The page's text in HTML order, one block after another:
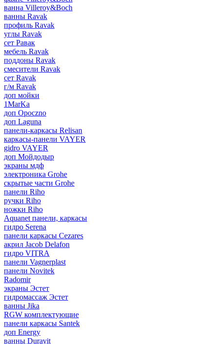
ванна Villeroy&Boch
ванны Ravak
профиль Ravak
углы Ravak
сет Равак
мебель Ravak
поддоны Ravak
смесители Ravak
сет Ravak
г/м Ravak
доп мойки
1MarKa
доп Opoczno
доп Laguna
панели-каркасы Relisan
каркасы-панели VAYER
gidro VAYER
доп Мойдодыр
экраны мдф
электроника Grohe
скрытые части Grohe
панели Riho
ручки Riho
ножки Riho
Aquanet панели, каркасы
гидро Serena
панели каркасы Cezares
акрил Jacob Delafon
гидро VITRA
панели Vagnerplast
панели Novitek
Radomir
экраны Эстет
гидромассаж Эстет
ванны Jika
RGW комплектующие
панели каркасы Santek
доп Energy
ванны Duravit